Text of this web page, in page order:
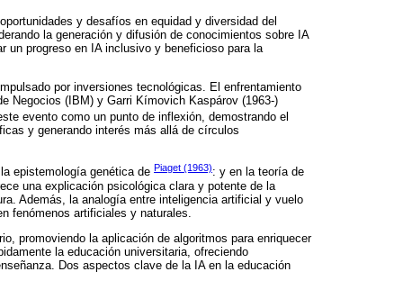
y desafíos en equidad y diversidad del
la generación y difusión de conocimientos sobre IA
un progreso en IA inclusivo y beneficioso para la
por inversiones tecnológicas. El enfrentamiento
Negocios (IBM) y Garri Kímovich Kaspárov (1963-)
evento como un punto de inflexión, demostrando el
y generando interés más allá de círculos
epistemología genética de Piaget (1963): y en la teoría de
una explicación psicológica clara y potente de la
Además, la analogía entre inteligencia artificial y vuelo
fenómenos artificiales y naturales.
promoviendo la aplicación de algoritmos para enriquecer
la educación universitaria, ofreciendo
Dos aspectos clave de la IA en la educación